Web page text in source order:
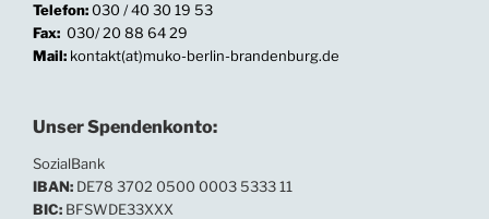
Telefon:030 / 40 30 19 53
Fax: 030/ 20 88 64 29
Mail: kontakt(at)muko-berlin-brandenburg.de
Unser Spendenkonto:
SozialBank
IBAN: DE78 3702 0500 0003 5333 11
BIC: BFSWDE33XXX